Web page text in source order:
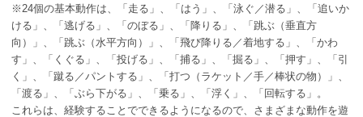
※24個の基本動作は、「走る」、「はう」、「泳ぐ／潜る」、「追いか
ける」、「逃げる」、「のぼる」、「降りる」、「跳ぶ（垂直方
向）」、「跳ぶ（水平方向）」、「飛び降りる／着地する」、「かわ
す」、「くぐる」、「投げる」、「捕る」、「掘る」、「押す」、「引
く」、「蹴る／パントする」、「打つ（ラケット／手／棒状の物）」、
「渡る」、「ぶら下がる」、「乗る」、「浮く」、「回転する」。
これらは、経験することでできるようになるので、さまざまな動作を遊